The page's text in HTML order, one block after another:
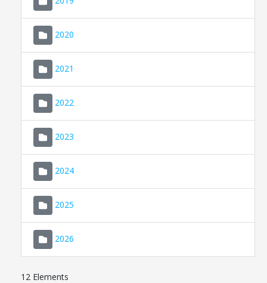
2020
2021
2022
2023
2024
2025
2026
12 Elements